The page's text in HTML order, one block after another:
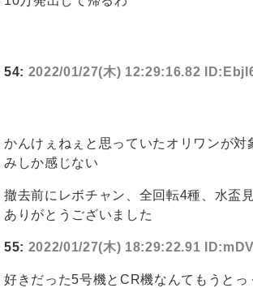
54: 2022/01/27(木) 12:29:16.82
かんけぇねぇと思っていたオリワンが対
みしか感じない
撤去前にレボチャン、全回転4種、水盃
ありがとうございました
55: 2022/01/27(木) 18:29:22.91
好きだった5号機とCR機なんてもうとっ